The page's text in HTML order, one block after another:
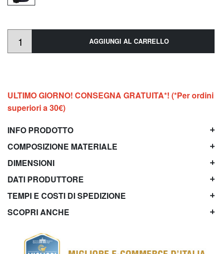
AGGIUNGI AL CARRELLO
ULTIMO GIORNO! CONSEGNA GRATUITA*! (*Per ordini
superiori a 30€)
INFO PRODOTTO
COMPOSIZIONE MATERIALE
DIMENSIONI
DATI PRODUTTORE
TEMPI E COSTI DI SPEDIZIONE
SCOPRI ANCHE